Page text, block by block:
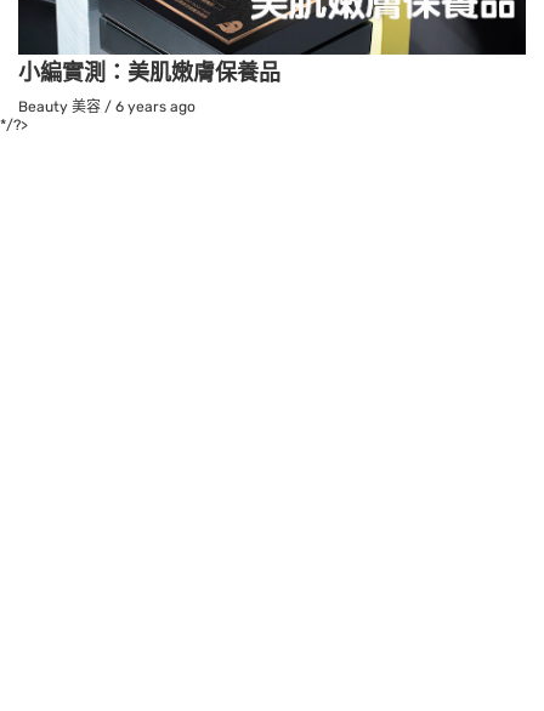
小編實測：美肌嫩膚保養品
Beauty 美容 / 6 years ago
*/?>